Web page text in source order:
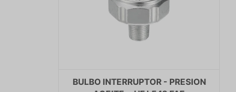
BULBO INTERRUPTOR - PRESION